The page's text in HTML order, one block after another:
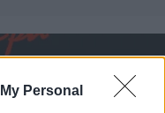
Personal